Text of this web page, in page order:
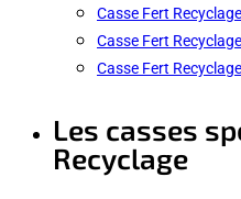
Casse Fert
Casse Fert
Casse Fert
Les casses
Recyclage